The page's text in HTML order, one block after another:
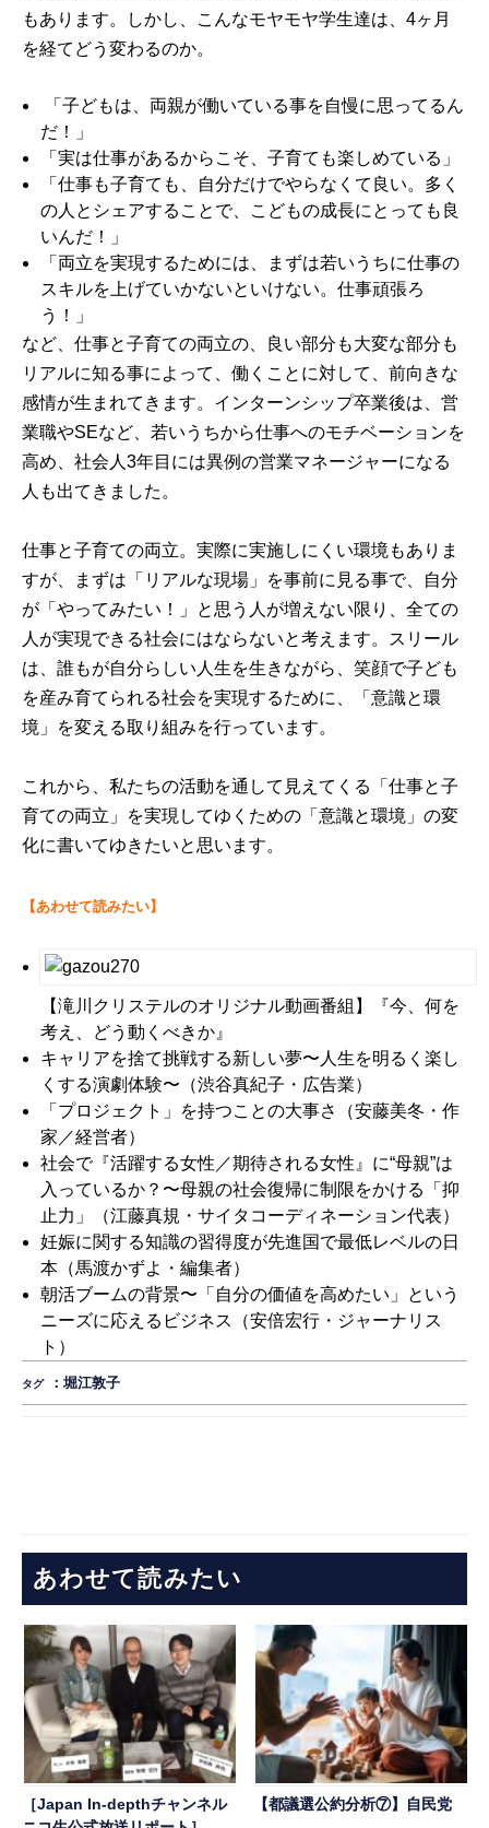
もあります。しかし、こんなモヤモヤ学生達は、4ヶ月
を経てどう変わるのか。
「子どもは、両親が働いている事を自慢に思ってるん
だ！」
「実は仕事があるからこそ、子育ても楽しめている」
「仕事も子育ても、自分だけでやらなくて良い。多く
の人とシェアすることで、こどもの成長にとっても良
いんだ！」
「両立を実現するためには、まずは若いうちに仕事の
スキルを上げていかないといけない。仕事頑張ろ
う！」
など、仕事と子育ての両立の、良い部分も大変な部分も
リアルに知る事によって、働くことに対して、前向きな
感情が生まれてきます。インターンシップ卒業後は、営
業職やSEなど、若いうちから仕事へのモチベーションを
高め、社会人3年目には異例の営業マネージャーになる
人も出てきました。
仕事と子育ての両立。実際に実施しにくい環境もありま
すが、まずは「リアルな現場」を事前に見る事で、自分
が「やってみたい！」と思う人が増えない限り、全ての
人が実現できる社会にはならないと考えます。スリール
は、誰もが自分らしい人生を生きながら、笑顔で子ども
を産み育てられる社会を実現するために、「意識と環
境」を変える取り組みを行っています。
これから、私たちの活動を通して見えてくる「仕事と子
育ての両立」を実現してゆくための「意識と環境」の変
化に書いてゆきたいと思います。
【あわせて読みたい】
【滝川クリステルのオリジナル動画番組】『今、何を
考え、どう動くべきか』
キャリアを捨て挑戦する新しい夢〜人生を明るく楽し
くする演劇体験〜 （渋谷真紀子・広告業）
「プロジェクト」を持つことの大事さ
（安藤美冬・作
家／経営者）
社会で『活躍する女性／期待される女性』に“母親”は
入っているか？〜母親の社会復帰に制限をかける「抑
止力」
（江藤真規・サイタコーディネーション代表）
妊娠に関する知識の習得度が先進国で最低レベルの日
本 （馬渡かずよ・編集者）
朝活ブームの背景〜「自分の価値を高めたい」という
ニーズに応えるビジネス
（安倍宏行・ジャーナリス
ト）
タグ ：堀江敦子
あわせて読みたい
［Japan In-depthチャンネル
【都議選公約分析⑦】自民党